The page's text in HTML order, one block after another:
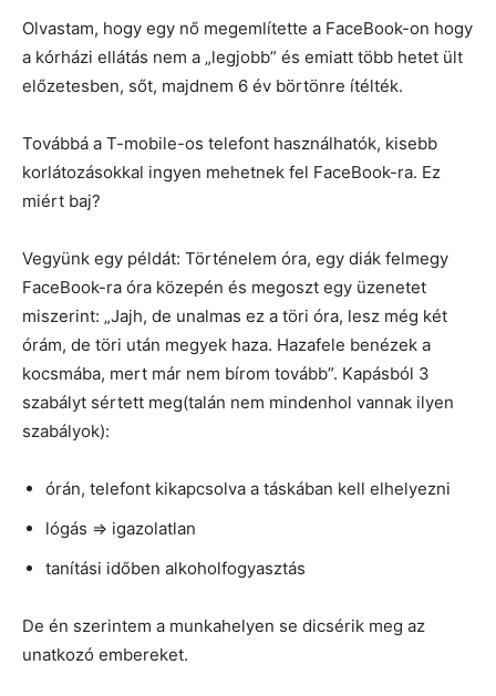
Olvastam, hogy egy nő megemlítette a FaceBook-on hogy
a kórházi ellátás nem a „legjobb” és emiatt több hetet ült
előzetesben, sőt, majdnem 6 év börtönre ítélték.
Továbbá a T-mobile-os telefont használhatók, kisebb
korlátozásokkal ingyen mehetnek fel FaceBook-ra. Ez
miért baj?
Vegyünk egy példát: Történelem óra, egy diák felmegy
FaceBook-ra óra közepén és megoszt egy üzenetet
miszerint: „Jajh, de unalmas ez a töri óra, lesz még két
órám, de töri után megyek haza. Hazafele benézek a
kocsmába, mert már nem bírom tovább”. Kapásból 3
szabályt sértett meg(talán nem mindenhol vannak ilyen
szabályok):
órán, telefont kikapcsolva a táskában kell elhelyezni
lógás => igazolatlan
tanítási időben alkoholfogyasztás
De én szerintem a munkahelyen se dicsérik meg az
unatkozó embereket.